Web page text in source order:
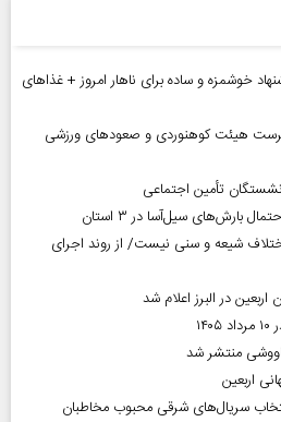
چی درست کنم؟ | ۲۰ پیشنهاد خوشمزه و ساده برای ناهار امروز + غذاهای
هیئت کوهنوردی و صعودهای ورزشی
تأمین اجتماعی
شیعه و سنی نیست/ از روند اجرای
در البرز اعلام شد
منتشر شد
اربعین
سریال‌های شرقی محبوب مخاطبان